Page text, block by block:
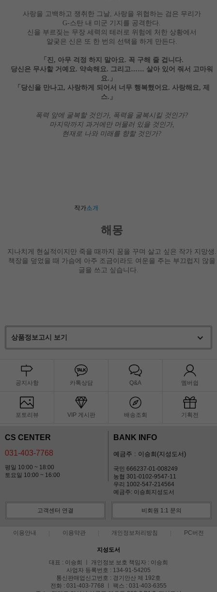
사랑을 고백하고 쟁취한 그날, 사랑을 위협하는 검은 무리가
G-스탄 내 미군 기지를 공격한다.
신을 부르짖는 무장 세력의 테러로 위험에 처한 상황에서
얄궂은 신은 또 한 번의 선택을 하게 만든다.
「 진 , 아무 걱정 하지 말아요. 꼭 구해 줄 겁니다.
당신은 무사할 거예요. 약속해요. 그리고…… 살아 있어 줘서 고마워
요. 」
「 당신을 만나고, 사랑하게 되어서 너무 행복했어요. 사랑해요, 제
스. 」
폭력 앞에 굴복할 것인가, 폭력을 굴복시킬 것인가?
마지막까지 과거에만 머물러 있을 것인가,
현재로 나와 미래를 향할 것인가?
해몽
지나치게 현실적이지만 죽을 때까지 꿈을 꾸며 살고 싶은 작가 지망생 .
책장을 덮었을 때 가슴에 아주 조금이라도 여운을 주는 부끄럽지 않을
글을 쓰고 싶습니다.
상품정보고시 보기
공지사항 카톡상담 Q&A 멤버쉽
포토리뷰 VIP 게시판 배송조회 기획전
CS CENTER
031-403-7768
평일 10:00 ~ 18:00
토요일 10:00 ~ 16:00
BANK INFO
예금주 : 이승희(지성도서)
국민 666237-01-008249
농협 301-0102-9547-11
우리 1002-547-214564
예금주: 이승희지성도서
고객센터 연결 비회원 1:1 문의
이용안내 이용약관 개인정보처리방침 PC버전
지성도서
대표 : 이승희 ㅣ 개인정보 보호 책임자 : 이승희
사업자 등록번호 : 134-91-54205
통신판매업신고번호 : 경기안산 제 192호
전화 : 031-403-7768 ㅣ 팩스 : 031-403-6355